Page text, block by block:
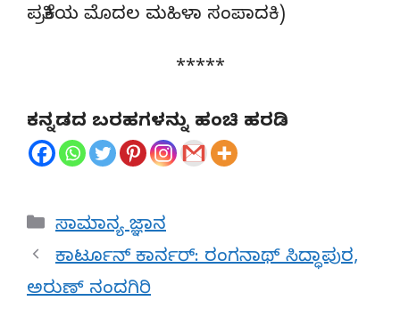
ಪತ್ರಿಕೆಯ ಮೊದಲ ಮಹಿಳಾ ಸಂಪಾದಕಿ)
*****
ಕನ್ನಡದ ಬರಹಗಳನ್ನು ಹಂಚಿ ಹರಡಿ
Categories
ಸಾಮಾನ್ಯ ಜ್ಞಾನ
ಕಾರ್ಟೂನ್ ಕಾರ್ನರ್: ರಂಗನಾಥ್ ಸಿದ್ಧಾಪುರ,
ಅರುಣ್ ನಂದಗಿರಿ